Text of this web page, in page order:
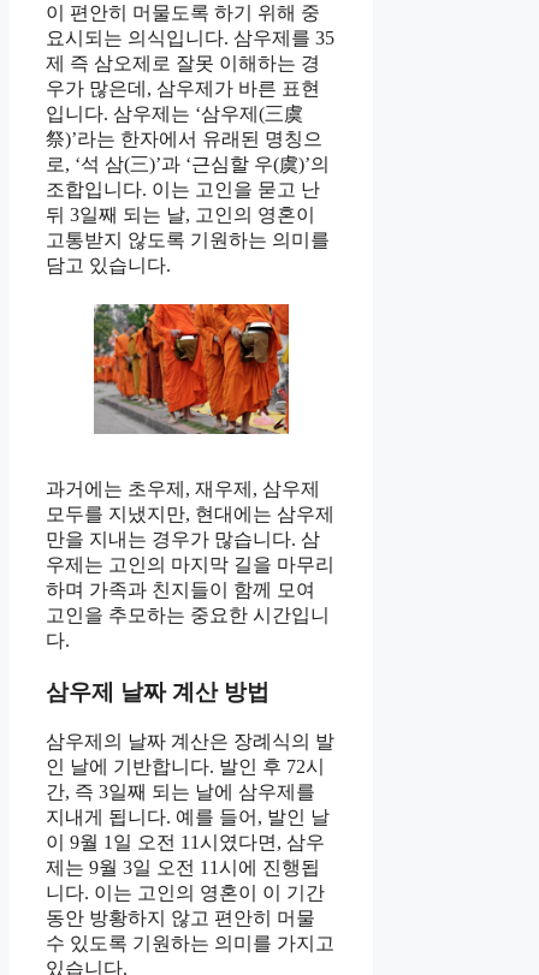
이 편안히 머물도록 하기 위해 중
요시되는 의식입니다. 삼우제를 35
제 즉 삼오제로 잘못 이해하는 경
우가 많은데, 삼우제가 바른 표현
입니다. 삼우제는 ‘삼우제(三虞
祭)’라는 한자에서 유래된 명칭으
로, ‘석 삼(三)’과 ‘근심할 우(虞)’의
조합입니다. 이는 고인을 묻고 난
뒤 3일째 되는 날, 고인의 영혼이
고통받지 않도록 기원하는 의미를
담고 있습니다.
과거에는 초우제, 재우제, 삼우제
모두를 지냈지만, 현대에는 삼우제
만을 지내는 경우가 많습니다. 삼
우제는 고인의 마지막 길을 마무리
하며 가족과 친지들이 함께 모여
고인을 추모하는 중요한 시간입니
다.
삼우제 날짜 계산 방법
삼우제의 날짜 계산은 장례식의 발
인 날에 기반합니다. 발인 후 72시
간, 즉 3일째 되는 날에 삼우제를
지내게 됩니다. 예를 들어, 발인 날
이 9월 1일 오전 11시였다면, 삼우
제는 9월 3일 오전 11시에 진행됩
니다. 이는 고인의 영혼이 이 기간
동안 방황하지 않고 편안히 머물
수 있도록 기원하는 의미를 가지고
있습니다.